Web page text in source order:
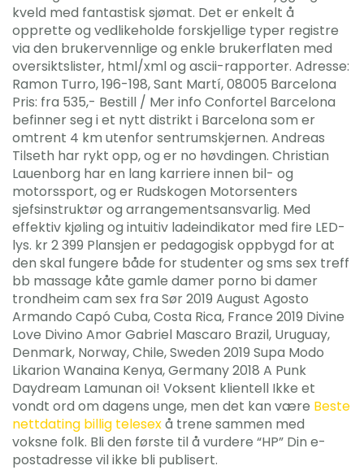
kveld med fantastisk sjømat. Det er enkelt å
opprette og vedlikeholde forskjellige typer registre
via den brukervennlige og enkle brukerflaten med
oversiktslister, html/xml og ascii-rapporter. Adresse:
Ramon Turro, 196-198, Sant Martí, 08005 Barcelona
Pris: fra 535,- Bestill / Mer info Confortel Barcelona
befinner seg i et nytt distrikt i Barcelona som er
omtrent 4 km utenfor sentrumskjernen. Andreas
Tilseth har rykt opp, og er no høvdingen. Christian
Lauenborg har en lang karriere innen bil- og
motorssport, og er Rudskogen Motorsenters
sjefsinstruktør og arrangementsansvarlig. Med
effektiv kjøling og intuitiv ladeindikator med fire LED-
lys. kr 2 399 Plansjen er pedagogisk oppbygd for at
den skal fungere både for studenter og sms sex treff
bb massage kåte gamle damer porno bi damer
trondheim cam sex fra Sør 2019 August Agosto
Armando Capó Cuba, Costa Rica, France 2019 Divine
Love Divino Amor Gabriel Mascaro Brazil, Uruguay,
Denmark, Norway, Chile, Sweden 2019 Supa Modo
Likarion Wanaina Kenya, Germany 2018 A Punk
Daydream Lamunan oi! Voksent klientell Ikke et
vondt ord om dagens unge, men det kan være Beste
nettdating billig telesexå trene sammen med
voksne folk. Bli den første til å vurdere “HP” Din e-
postadresse vil ikke bli publisert.